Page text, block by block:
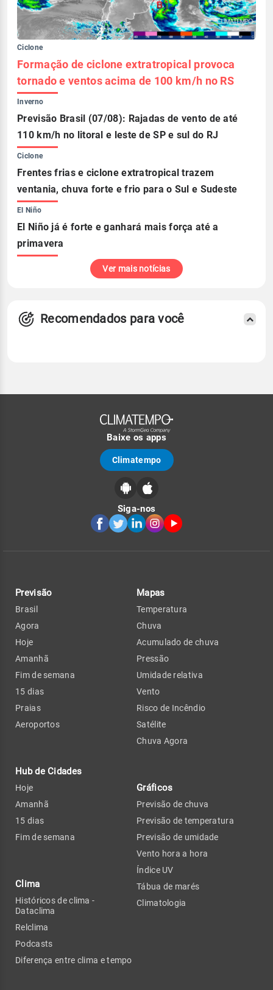
Ciclone
Formação de ciclone extratropical provoca
tornado e ventos acima de 100 km/h no RS
Inverno
Previsão Brasil (07/08): Rajadas de vento de até
110 km/h no litoral e leste de SP e sul do RJ
Ciclone
Frentes frias e ciclone extratropical trazem
ventania, chuva forte e frio para o Sul e Sudeste
El Niño
El Niño já é forte e ganhará mais força até a
primavera
Ver mais notícias
Recomendados para você
Baixe os apps
Climatempo
Siga-nos
Previsão
Brasil
Agora
Hoje
Amanhã
Fim de semana
15 dias
Praias
Aeroportos
Hub de Cidades
Hoje
Amanhã
15 dias
Fim de semana
Clima
Históricos de clima -
Dataclima
Relclima
Podcasts
Diferença entre clima e tempo
Mapas
Temperatura
Chuva
Acumulado de chuva
Pressão
Umidade relativa
Vento
Risco de Incêndio
Satélite
Chuva Agora
Gráficos
Previsão de chuva
Previsão de temperatura
Previsão de umidade
Vento hora a hora
Índice UV
Tábua de marés
Climatologia